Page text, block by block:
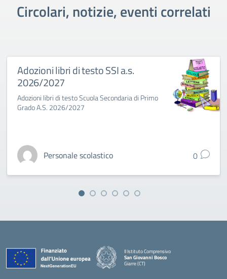
Circolari, notizie, eventi correlati
Adozioni libri di testo SSI a.s.
2026/2027
Adozioni libri di testo Scuola Secondaria di Primo
Grado A.S. 2026/2027
Personale scolastico 0
II Istituto Comprensivo
San Giovanni Bosco
Giarre (CT)